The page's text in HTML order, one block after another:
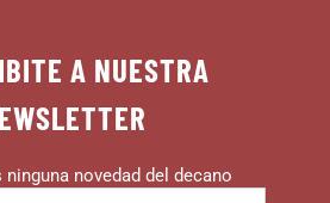
A NUESTRA
novedad del decano